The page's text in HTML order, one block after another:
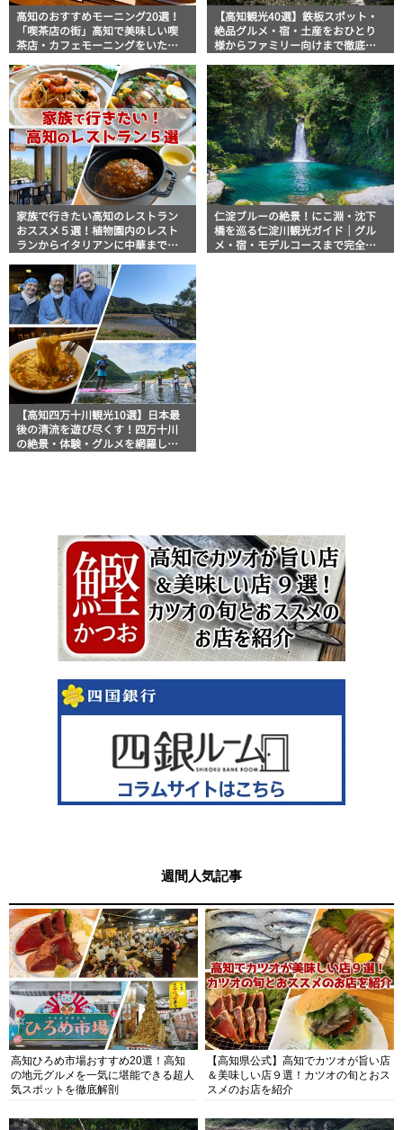
高知のおすすめモーニング20選！
「喫茶店の街」高知で美味しい喫
茶店・カフェモーニングをいただ
【高知観光40選】鉄板スポット・
絶品グルメ・宿・土産をおひとり
様からファミリー向けまで徹底解
家族で行きたい高知のレストラン
おススメ５選！植物園内のレスト
ランからイタリアンに中華まで楽
仁淀ブルーの絶景！にこ淵・沈下
橋を巡る仁淀川観光ガイド｜グル
メ・宿・モデルコースまで完全網
【高知四万十川観光10選】日本最
後の清流を遊び尽くす！四万十川
の絶景・体験・グルメを網羅した
週間人気記事
高知ひろめ市場おすすめ20選！高知
の地元グルメを一気に堪能できる超人
気スポットを徹底解剖
【高知県公式】高知でカツオが旨い店
＆美味しい店９選！カツオの旬とおス
スメのお店を紹介